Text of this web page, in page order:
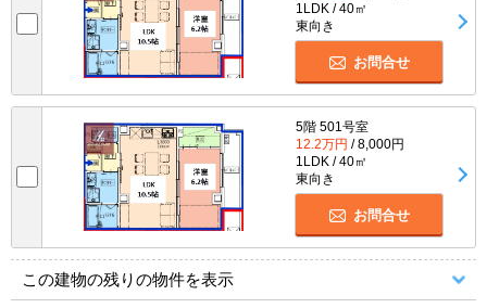
1LDK / 40㎡
東向き
お問合せ
5階 501号室
12.2万円 / 8,000円
1LDK / 40㎡
東向き
お問合せ
この建物の残りの物件を表示